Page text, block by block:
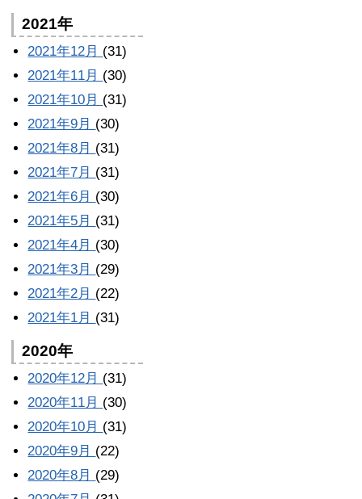
2021年
2021年12月 (31)
2021年11月 (30)
2021年10月 (31)
2021年9月 (30)
2021年8月 (31)
2021年7月 (31)
2021年6月 (30)
2021年5月 (31)
2021年4月 (30)
2021年3月 (29)
2021年2月 (22)
2021年1月 (31)
2020年
2020年12月 (31)
2020年11月 (30)
2020年10月 (31)
2020年9月 (22)
2020年8月 (29)